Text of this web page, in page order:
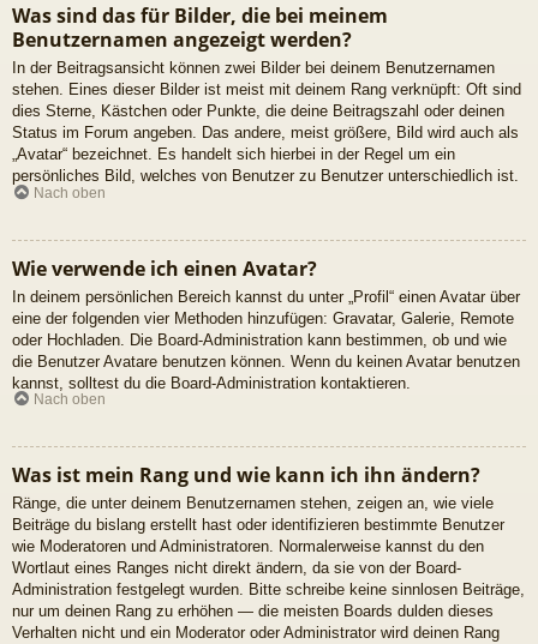
Was sind das für Bilder, die bei meinem
Benutzernamen angezeigt werden?
In der Beitragsansicht können zwei Bilder bei deinem Benutzernamen
stehen. Eines dieser Bilder ist meist mit deinem Rang verknüpft: Oft sind
dies Sterne, Kästchen oder Punkte, die deine Beitragszahl oder deinen
Status im Forum angeben. Das andere, meist größere, Bild wird auch als
„Avatar“ bezeichnet. Es handelt sich hierbei in der Regel um ein
persönliches Bild, welches von Benutzer zu Benutzer unterschiedlich ist.
Nach oben
Wie verwende ich einen Avatar?
In deinem persönlichen Bereich kannst du unter „Profil“ einen Avatar über
eine der folgenden vier Methoden hinzufügen: Gravatar, Galerie, Remote
oder Hochladen. Die Board-Administration kann bestimmen, ob und wie
die Benutzer Avatare benutzen können. Wenn du keinen Avatar benutzen
kannst, solltest du die Board-Administration kontaktieren.
Nach oben
Was ist mein Rang und wie kann ich ihn ändern?
Ränge, die unter deinem Benutzernamen stehen, zeigen an, wie viele
Beiträge du bislang erstellt hast oder identifizieren bestimmte Benutzer
wie Moderatoren und Administratoren. Normalerweise kannst du den
Wortlaut eines Ranges nicht direkt ändern, da sie von der Board-
Administration festgelegt wurden. Bitte schreibe keine sinnlosen Beiträge,
nur um deinen Rang zu erhöhen — die meisten Boards dulden dieses
Verhalten nicht und ein Moderator oder Administrator wird deinen Rang